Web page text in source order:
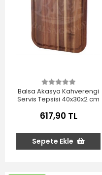
Balsa Akasya Kahverengi
Servis Tepsisi 40x30x2 cm
617,90 TL
Sepete Ekle